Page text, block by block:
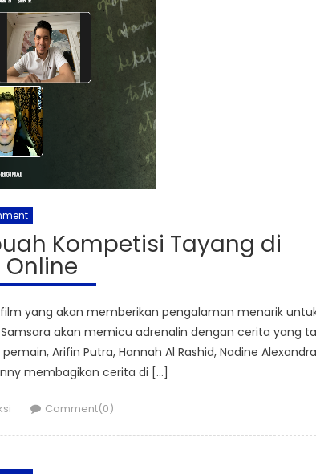
Kompetisi Tayang di
Online
yang akan memberikan pengalaman menarik
akan memicu adrenalin dengan cerita yang
Arifin Putra, Hannah Al Rashid, Nadine
membagikan cerita di […]
Comment(0)